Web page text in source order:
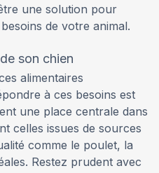
une solution pour
de votre animal.
son chien
alimentaires
à ces besoins est
une place centrale dans
celles issues de sources
comme le poulet, la
Restez prudent avec